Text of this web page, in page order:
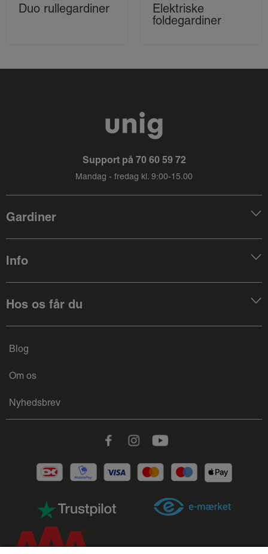
Duo rullegardiner
Elektriske
foldegardiner
Support på 70 60 59 72
Mandag - fredag kl. 9:00-15.00
Gardiner
Info
Hos os får du
Blog
Om os
Nyhedsbrev
FacebookInstagramYoutube